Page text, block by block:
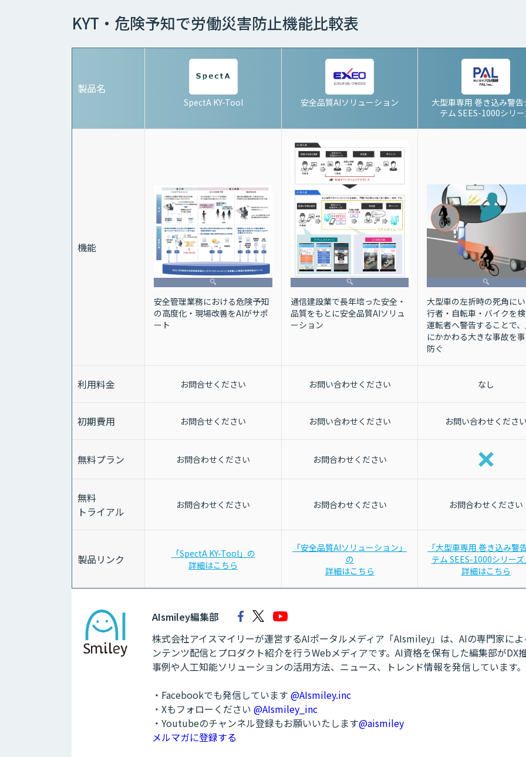
KYT・危険予知で労働災害防止機能比較表
製品名
SpectA KY-Tool 安全品質AIソリューション
大型車専用 巻き込み警告
テム SEES-1000シリー
機能
安全管理業務における危険予知
の高度化・現場改善をAIがサポ
ート
通信建設業で長年培った安全・
品質をもとに安全品質AIソリュ
ーション
大型車の左折時の死角に
行者・自転車・バイクを
運転者へ警告することで
にかかわる大きな事故を
防ぐ
利用料金 お問合せください お問い合わせください なし
初期費用 お問合せください お問い合わせください お問い合わせください
無料プラン お問合わせください お問合わせください
無料
トライアル
お問合わせください お問合わせください お問合わせください
製品リンク
「SpectA KY-Tool」の
詳細はこちら
「安全品質AIソリューション」
の
詳細はこちら
「大型車専用 巻き込み警
テム SEES-1000シリー
詳細はこちら
AIsmiley編集部
株式会社アイスマイリーが運営するAIポータルメディア「AIsmiley」は、AIの専門家によ
ンテンツ配信とプロダクト紹介を行うWebメディアです。AI資格を保有した編集部がDX
事例や人工知能ソリューションの活用方法、ニュース、トレンド情報を発信しています。
・Facebookでも発信しています @AIsmiley.inc
・Xもフォローください @AIsmiley_inc
・Youtubeのチャンネル登録もお願いいたします@aismiley
メルマガに登録する